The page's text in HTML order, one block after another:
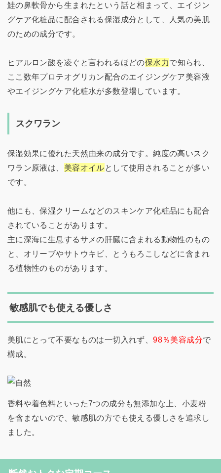
鮭の鼻軟骨から生まれたという話と相まって、エイジン
グケア化粧品に配合される保湿成分として、人気の美肌
のための成分です。
ヒアルロン酸を凌ぐと言われるほどの保水力で知られ、
ここ数年プロテオグリカン配合のエイジングケア美容液
やエイジングケア化粧水が多数登場しています。
スクワラン
保湿効果に優れた天然由来の成分です。純度の高いスク
ワラン原液は、 美容オイルとして使用されることが多い
です。
他にも、保湿クリームなどのスキンケア化粧品にも配合
されていることがあります。
主に深海に生息するサメの肝臓に含まれる動物性のもの
と、オリーブやサトウキビ、とうもろこしなどに含まれ
る植物性のものがあります。
敏感肌でも使える優しさ
美肌にとって不要なものは一切入れず、98％美容成分で
構成。
香料や着色料といった7つの成分も無添加な上、小麦粉
を含まないので、敏感肌の方でも使える優しさを追求し
ました。